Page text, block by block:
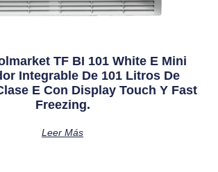
TF BI 101 White E Mini
Integrable De 101 Litros De
E Con Display Touch Y Fast
Freezing.
Leer Más